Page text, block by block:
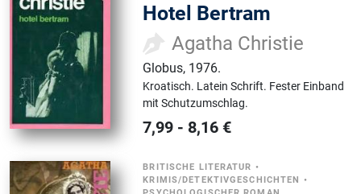
Hotel Bertram
Agatha Christie
Globus, 1976.
Kroatisch. Latein Schrift. Fester Einband
mit Schutzumschlag.
7,99 - 8,16 €
BRITISCHE LITERATUR •
KRIMIS/DETEKTIVGESCHICHTEN
•